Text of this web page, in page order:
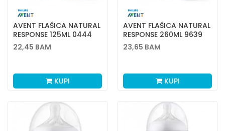
AVENT FLAŠICA NATURAL
RESPONSE 125ML 0444
22,45 BAM
KUPI
AVENT FLAŠICA NATURAL
RESPONSE 260ML 9639
23,65 BAM
KUPI